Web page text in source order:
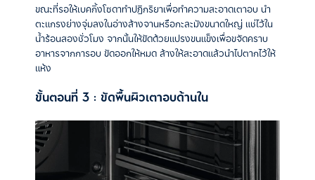
ขณะที่รอให้เบคกิ้งโซดาทำปฏิกริยาเพื่อทำความสะอาดเตาอบ นำ
ตะแกรงย่างจุ่มลงในอ่างล้างจานหรือกะละมังขนาดใหญ่ แช่ไว้ใน
น้ำร้อนสองชั่วโมง จากนั้นให้ขัดด้วยแปรงขนแข็งเพื่อขจัดคราบ
อาหารจากการอบ ขัดออกให้หมด ล้างให้สะอาดแล้วนำไปตากไว้ให้
แห้ง
ขั้นตอนที่ 3 : ขัดพื้นผิวเตาอบด้านใน